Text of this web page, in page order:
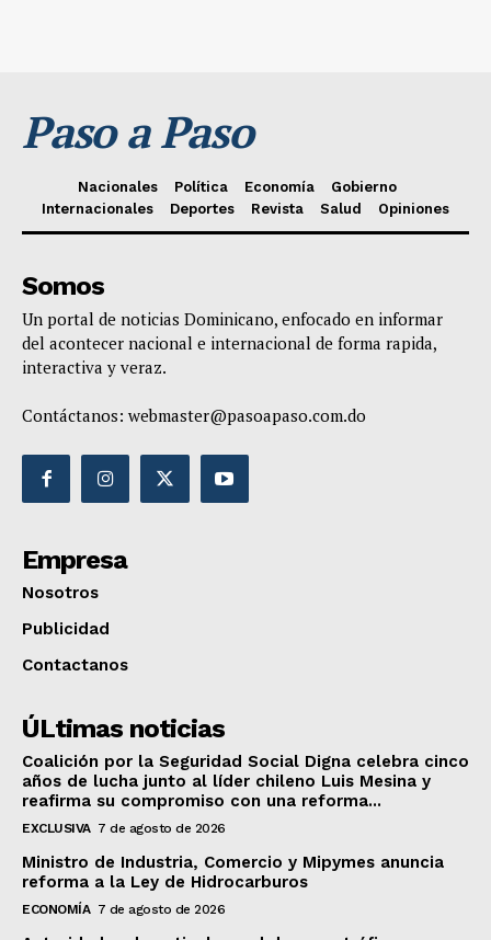
Paso a Paso
Nacionales Política Economía
Gobierno
Internacionales
Deportes Revista Salud Opiniones
Somos
Un portal de noticias Dominicano, enfocado en informar
del acontecer nacional e internacional de forma rapida,
interactiva y veraz.
Contáctanos: webmaster@pasoapaso.com.do
Empresa
Nosotros
Publicidad
Contactanos
ÚLtimas noticias
Coalición por la Seguridad Social Digna celebra cinco
años de lucha junto al líder chileno Luis Mesina y
reafirma su compromiso con una reforma...
EXCLUSIVA 7 de agosto de 2026
Ministro de Industria, Comercio y Mipymes anuncia
reforma a la Ley de Hidrocarburos
ECONOMÍA 7 de agosto de 2026